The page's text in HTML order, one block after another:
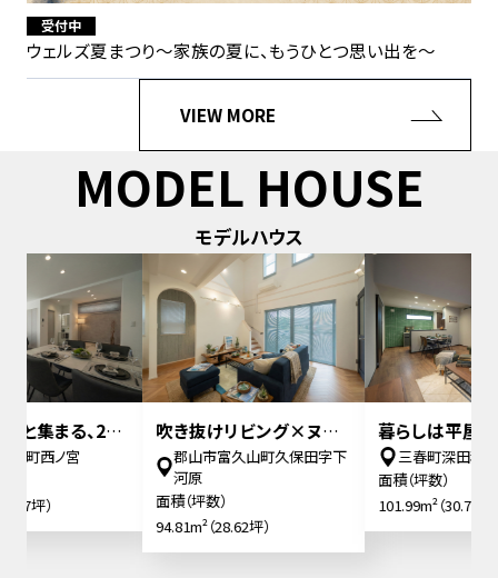
受付中
ウェルズ夏まつり〜家族の夏に、もうひとつ思い出を〜
VIEW MORE
MODEL HOUSE
モデルハウス
吹き抜けリビング×ヌッ
クのある暮らし
郡山市富久山町久保田字下
面積（坪数）
94.81m²（28.62坪）
暮らしは平屋、空間はもっ
と自由な平屋風2階建て
三春町深田和
101.99m²（30.79坪）